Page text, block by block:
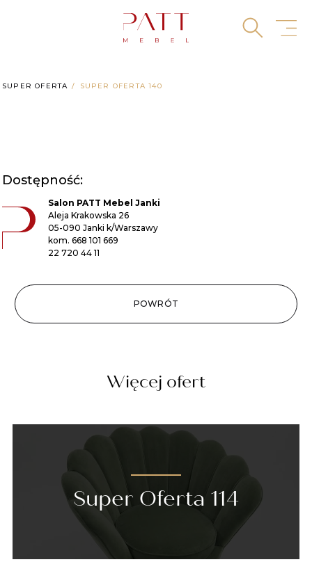
SUPER OFERTA SUPER OFERTA 140
Dostępność:
Salon PATT Mebel Janki
Aleja Krakowska 26
05-090 Janki k/Warszawy
kom. 668 101 669
22 720 44 11
POWRÓT
Więcej ofert
Super Oferta 114